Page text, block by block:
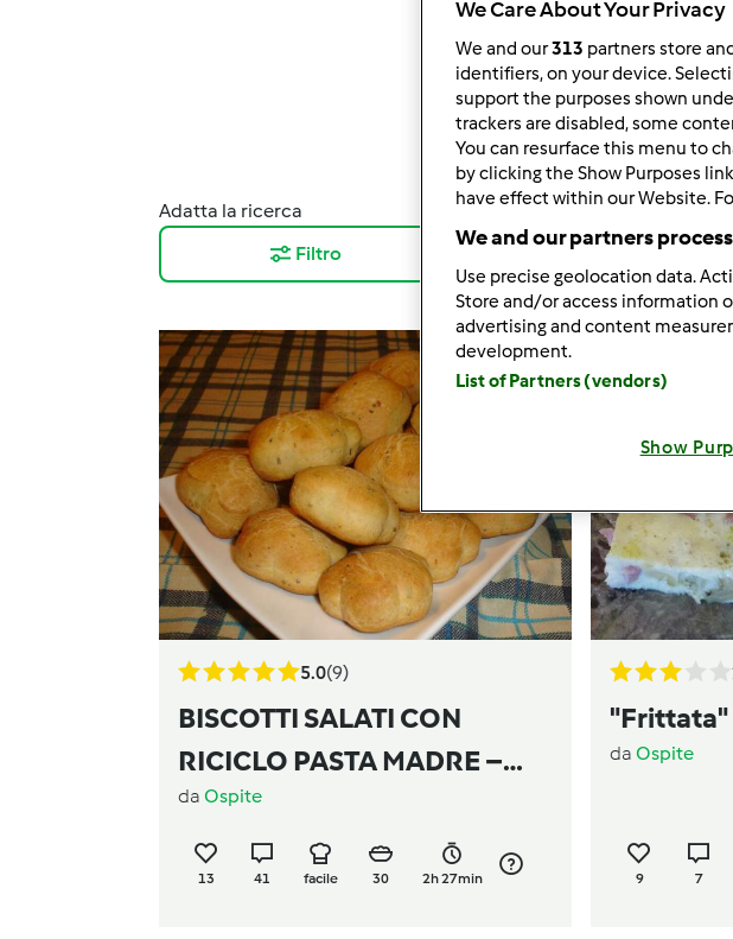
1.165
Adatta la ricerca
Filtro
Risultati per pagina:
5.0(9)
BISCOTTI SALATI CON
RICICLO PASTA MADRE –
Pestifera Version
da Ospite
13 41 facile 30 2h 27min
"Frittata"
da Ospite
9 7
We Care About Your Privacy
We and our313 partners store
identifiers, on your device.
support the purposes shown
trackers are disabled, some
You can resurface this menu to
by clicking the Show Purposes
have effect within our Website.
We and our partners
Use precise geolocation data.
Store and/or access information
advertising and content
development.
List of Partners (vendors)
Show